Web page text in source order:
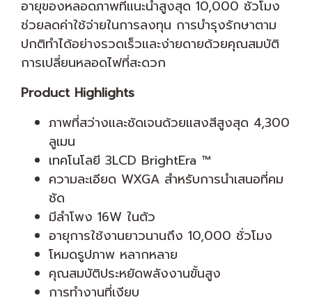
อายุของหลอดภาพที่แนะนำสูงสุด 10,000 ชั่วโมง
ช่วยลดค่าใช้จ่ายในการลงทุน การบำรุงรักษาตาม
ปกติทำได้อย่างรวดเร็วและง่ายดายด้วยคุณสมบัติ
การเปลี่ยนหลอดไฟที่สะดวก
Product Highlights
ภาพที่สว่างและชัดเจนด้วยแสงสีสูงสุด 4,300
ลูเมน
เทคโนโลยี 3LCD BrightEra ™
ความละเอียด WXGA สำหรับการนำเสนอที่คม
ชัด
มีลำโพง 16W ในตัว
อายุการใช้งานยาวนานถึง 10,000 ชั่วโมง
โหมดรูปภาพ หลากหลาย
คุณสมบัติประหยัดพลังงานขั้นสูง
การทำงานที่เงียบ